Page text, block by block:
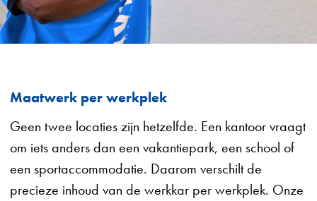
Maatwerk per werkplek
Geen twee locaties zijn hetzelfde. Een kantoor vraagt
om iets anders dan een vakantiepark, een school of
een sportaccommodatie. Daarom verschilt de
precieze inhoud van de werkkar per werkplek. Onze